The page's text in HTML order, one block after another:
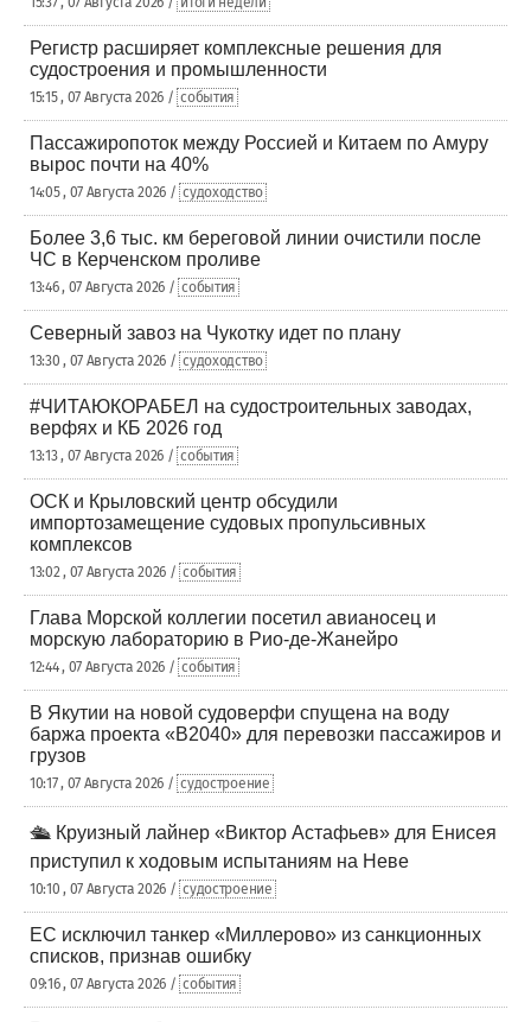
Регистр расширяет комплексные решения для
судостроения и промышленности
15:15 , 07 Августа 2026 / события
Пассажиропоток между Россией и Китаем по Амуру
вырос почти на 40%
14:05 , 07 Августа 2026 / судоходство
Более 3,6 тыс. км береговой линии очистили после
ЧС в Керченском проливе
13:46 , 07 Августа 2026 / события
Северный завоз на Чукотку идет по плану
13:30 , 07 Августа 2026 / судоходство
#ЧИТАЮКОРАБЕЛ на судостроительных заводах,
верфях и КБ 2026 год
13:13 , 07 Августа 2026 / события
ОСК и Крыловский центр обсудили
импортозамещение судовых пропульсивных
комплексов
13:02 , 07 Августа 2026 / события
Глава Морской коллегии посетил авианосец и
морскую лабораторию в Рио-де-Жанейро
12:44 , 07 Августа 2026 / события
В Якутии на новой судоверфи спущена на воду
баржа проекта «В2040» для перевозки пассажиров и
грузов
10:17 , 07 Августа 2026 / судостроение
🛳️ Круизный лайнер «Виктор Астафьев» для Енисея
приступил к ходовым испытаниям на Неве
10:10 , 07 Августа 2026 / судостроение
ЕС исключил танкер «Миллерово» из санкционных
списков, признав ошибку
09:16 , 07 Августа 2026 / события